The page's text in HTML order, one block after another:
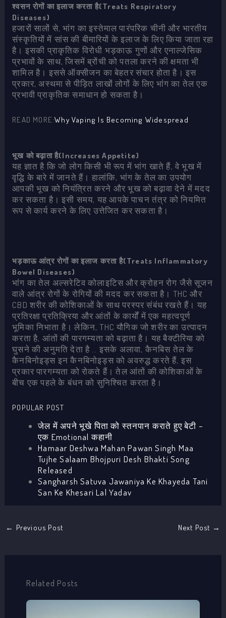
श्वसन रोगों का इलाज करता है(Treats Respiratory
Diseases)
हजारों सालों से, भांग का इस्तेमाल पारंपरिक चीनी और भारतीय
संस्कृतियों में सांस की बीमारियों के इलाज के लिए किया जाता रहा
है। इसकी प्राकृतिक विरोधी भड़काऊ गुणों और एनाल्जेसिक
प्रभावों के साथ, जिसमें ब्रोंची को पतला करने की क्षमता भी
शामिल है। इससे ऑक्सीजन का बेहतर संचार होता है। इस
प्रकार, अस्थमा से पीड़ित लाखों लोगों के लिए भांग का तेल एक
प्रभावी प्राकृतिक समाधान हो सकता है।
READ MORE:Why Vaping Is Becoming Widespread
भूख को बढ़ाता है(Increases Appetite)
यह ज्ञात है कि जो लोग किसी भी रूप में भांग खाते हैं, वे भूख में
वृद्धि के बारे में जानते हैं। हालांकि, भांग के तेल का उपयोग
आपकी भूख को नियंत्रित करने और भूख को बढ़ावा देने में मदद
कर सकता है। इसी समय, यह आपके पाचन तंत्र को नियमित
रूप से कार्य करने के लिए उत्तेजित कर सकता है।
भड़काऊ आंत्र रोगों का इलाज करता है(Treats Inflammatory
Bowel Diseases)
भांग का तेल अल्सरेटिव कोलाइटिस और क्रोहन रोग जैसे सूजन
वाले आंत्र रोगों के रोगियों की मदद कर सकता है। THC और
CBD शरीर की कोशिकाओं के साथ परस्पर संबंध रखते हैं। यह
प्रतिरक्षा प्रतिक्रिया और आंतों के कार्यों में एक महत्वपूर्ण
भूमिका निभाता है। लेकिन, THC यौगिक जो शरीर का उत्पादन
करता है, आंतों की पारगम्यता को बढ़ाता है। यह बैक्टीरिया को
घुसने की अनुमति देता है … इसके अलावा, कैनबिस तेल के
कैनबिनोइड्स इन कैनबिनोइड्स को अवरुद्ध करते हैं, इस
प्रकार पारगम्यता को रोकते हैं। तेल आंतों की कोशिकाओं के
बीच एक पहले के बंधन को सुनिश्चित करता है।
POPULAR POST
जेल में अपने भूखे पिता को स्तनपान कराते हुए बेटी –
एक Emotional कहानी
Hamaar Deshwa Mahan Pawan Singh Maa
Tujhe Salaam Bhojpuri Desh Bhakti Song
Released
Sangharsh Satuva Jawaniya Ke Khayeda Tani
San Ke Khesari Lal Yadav
← Previous Post Next Post →
Related Posts